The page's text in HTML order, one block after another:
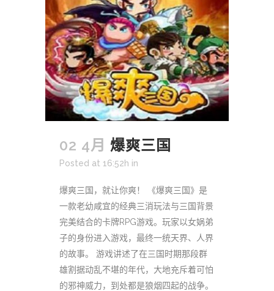
02 4月 爆爽三国
Posted at 16:52h in
爆爽三国，就让你爽！ 《爆爽三国》是
一款老幼咸宜的经典三消玩法与三国背景
完美结合的卡牌RPG游戏。玩家以女娲弟
子的身份进入游戏，最终一统天界、人界
的故事。 游戏讲述了在三国时期那段群
雄割据动乱不堪的年代，大地充斥着可怕
的邪神威力，到处都是狼烟四起的战争。